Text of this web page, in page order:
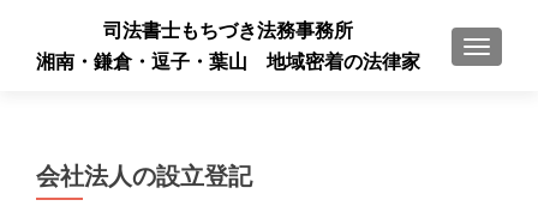
ナビゲ
司法書士もちづき法務事務所
湘南・鎌倉・逗子・葉山 地域密着の法律家
会社法人の設立登記